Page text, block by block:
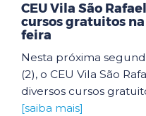
CEU Vila São
cursos gratuitos
feira
Nesta próxima
(2), o CEU Vila São
diversos cursos
[saiba mais]